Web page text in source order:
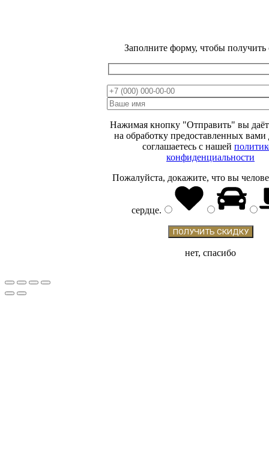
Заполните форму, чтобы получить
Нажимая кнопку "Отправить" вы
на обработку предоставленных
соглашаетесь с нашей
конфиденциальности
Пожалуйста, докажите, что вы
сердце.
нет, спасибо